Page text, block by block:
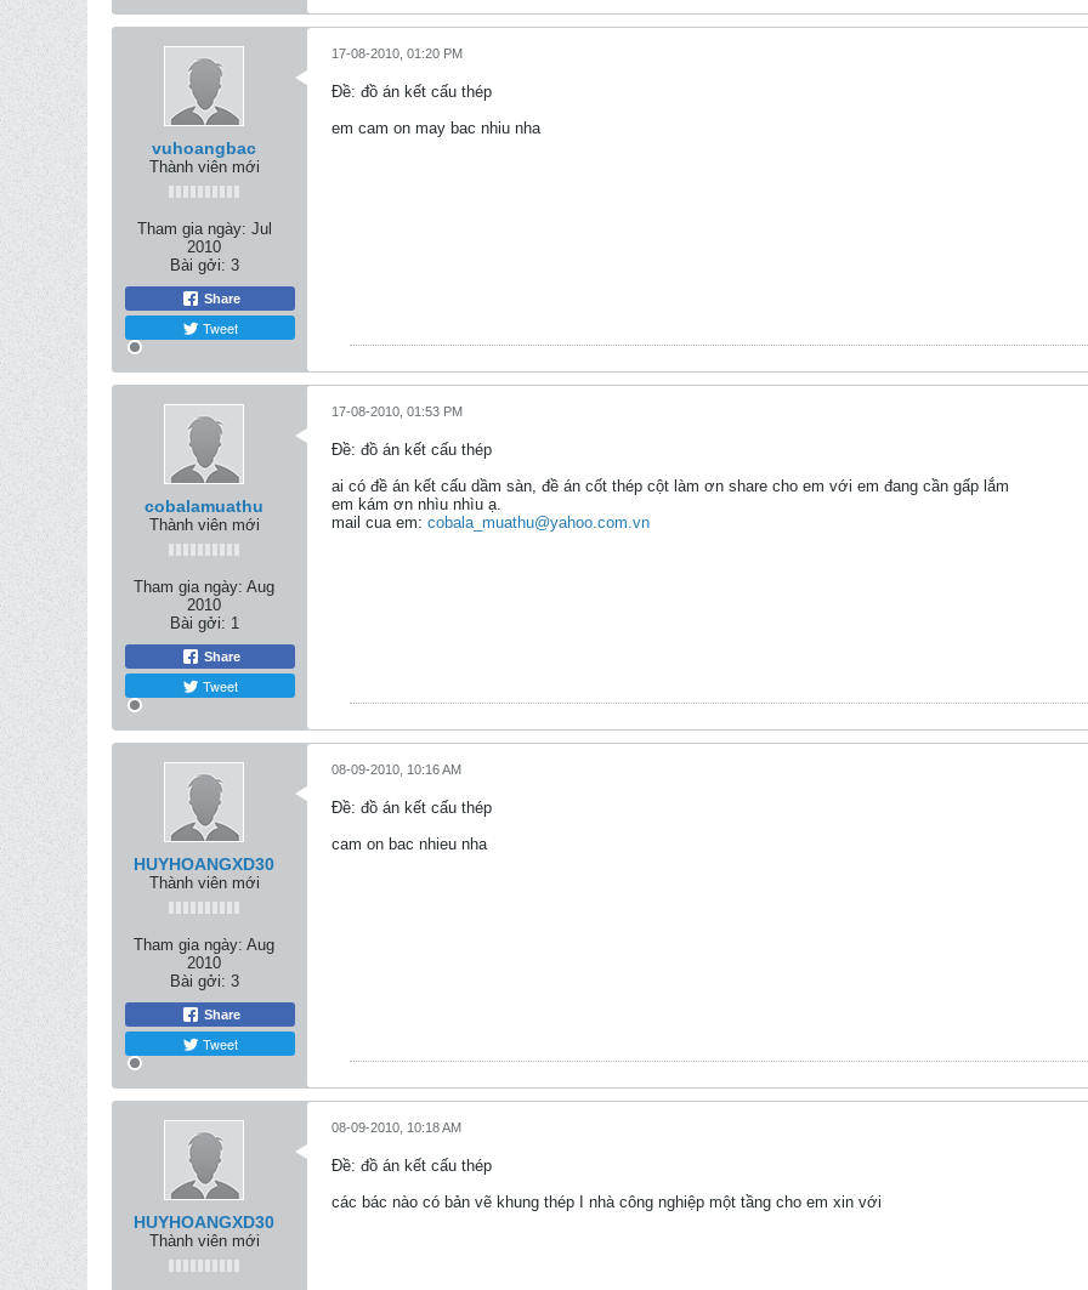
vuhoangbac
Thành viên mới
Tham gia ngày: Jul
2010
Bài gởi: 3
Share
Tweet
17-08-2010, 01:20 PM
Ðề: đồ án kết cấu thép
em cam on may bac nhiu nha
cobalamuathu
Thành viên mới
Tham gia ngày: Aug
2010
Bài gởi: 1
Share
Tweet
17-08-2010, 01:53 PM
Ðề: đồ án kết cấu thép
ai có đề án kết cấu dầm sàn, đề án cốt thép cột làm ơn share cho em với em đang cần gấp lắm
em kám ơn nhìu nhìu ạ.
mail cua em: cobala_muathu@yahoo.com.vn
HUYHOANGXD30
Thành viên mới
Tham gia ngày: Aug
2010
Bài gởi: 3
Share
Tweet
08-09-2010, 10:16 AM
Ðề: đồ án kết cấu thép
cam on bac nhieu nha
HUYHOANGXD30
Thành viên mới
08-09-2010, 10:18 AM
Ðề: đồ án kết cấu thép
các bác nào có bản vẽ khung thép I nhà công nghiệp một tầng cho em xin với